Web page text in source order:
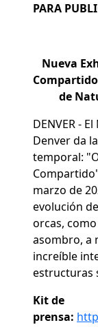
PARA
Nueva
de
DENVER - El
Denver da
temporal:
marzo de
evolución
orcas,
asombro, a
increíble
estructuras
Kit de
prensa: